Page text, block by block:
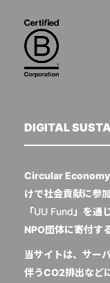
DIGITAL
Circular Economy
けで社会貢献に参
「UU Fund 」を通
NPO団体に寄付す
当サイトは、サー
伴うCO2排出など